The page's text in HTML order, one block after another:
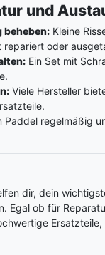
und
beheben:Kleine
repariert oder
Ein Set mit
Viele Hersteller
Paddel regelmäßig
dir, dein
Egal ob für